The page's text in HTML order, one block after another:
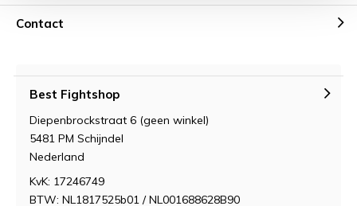
Contact
Best Fightshop
Diepenbrockstraat 6 (geen winkel)
5481 PM Schijndel
Nederland
KvK: 17246749
BTW: NL1817525b01 / NL001688628B90